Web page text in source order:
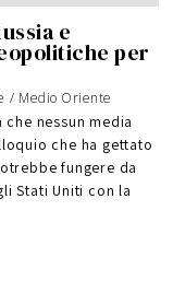
e
per
/ Medio Oriente
nessun media
che ha gettato
fungere da
Stati Uniti con la